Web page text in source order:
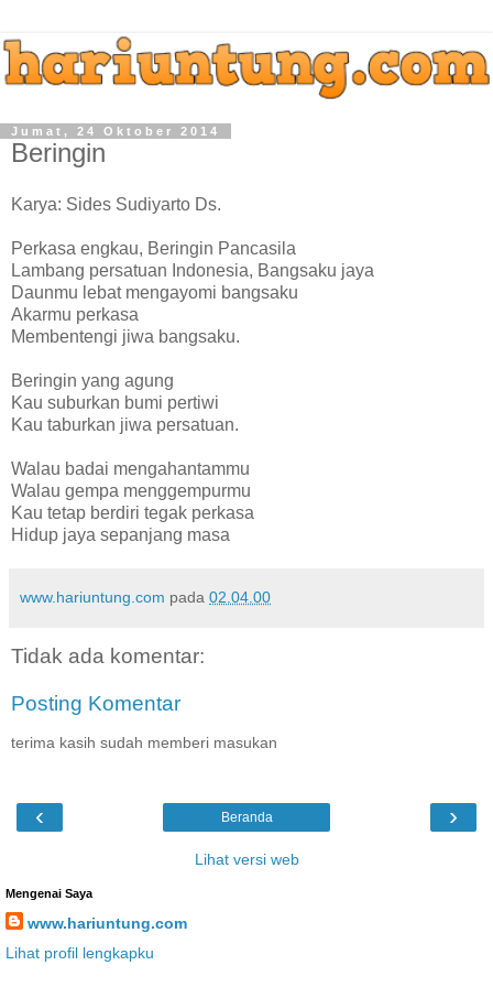
Jumat, 24 Oktober 2014
Beringin
Karya: Sides Sudiyarto Ds.
Perkasa engkau, Beringin Pancasila
Lambang persatuan Indonesia, Bangsaku jaya
Daunmu lebat mengayomi bangsaku
Akarmu perkasa
Membentengi jiwa bangsaku.
Beringin yang agung
Kau suburkan bumi pertiwi
Kau taburkan jiwa persatuan.
Walau badai mengahantammu
Walau gempa menggempurmu
Kau tetap berdiri tegak perkasa
Hidup jaya sepanjang masa
www.hariuntung.com pada 02.04.00
Tidak ada komentar:
Posting Komentar
terima kasih sudah memberi masukan
‹ ›
Beranda
Lihat versi web
Mengenai Saya
www.hariuntung.com
Lihat profil lengkapku